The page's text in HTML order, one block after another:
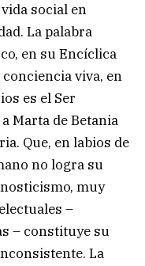
social en
La palabra
en su Encíclica
viva, en
es el Ser
Marta de Betania
Que, en labios de
no logra su
muy
–
– constituye su
La